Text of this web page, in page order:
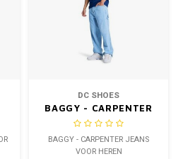
DC SHOES
BAGGY - CARPENTER
JEANS VOOR HEREN
BAGGY - CARPENTER JEANS
VOOR HEREN